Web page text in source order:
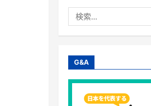
索:
G&A